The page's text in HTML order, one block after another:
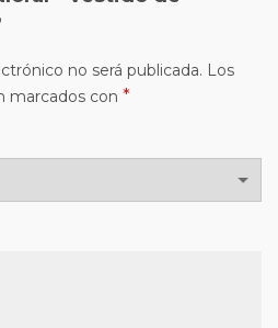
no será publicada. Los
marcados con *